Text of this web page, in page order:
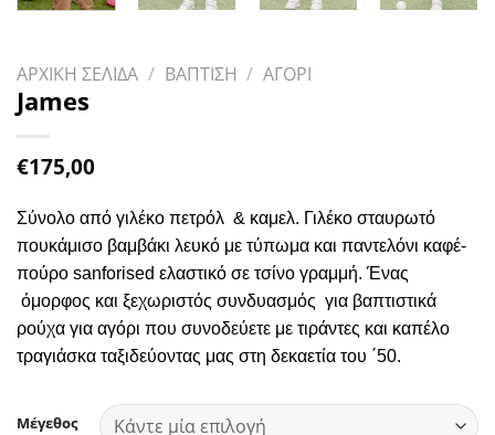
ΑΡΧΙΚΗ ΣΕΛΙΔΑ / ΒΑΠΤΙΣΗ / ΑΓΟΡΙ
James
€175,00
Σύνολο από γιλέκο πετρόλ & καμελ. Γιλέκο σταυρωτό
πουκάμισο βαμβάκι λευκό με τύπωμα και παντελόνι καφέ-
πούρο sanforised ελαστικό σε τσίνο γραμμή. Ένας
όμορφος και ξεχωριστός συνδυασμός για βαπτιστικά
ρούχα για αγόρι που συνοδεύετε με τιράντες και καπέλο
τραγιάσκα ταξιδεύοντας μας στη δεκαετία του ΄50.
Μέγεθος